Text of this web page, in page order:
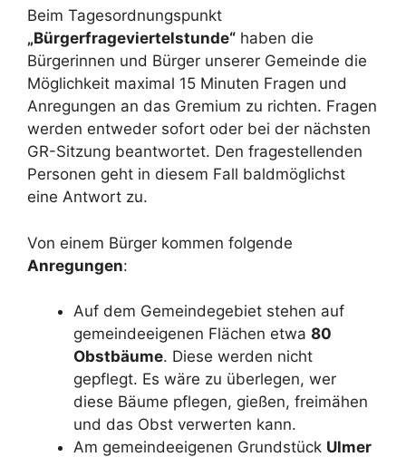
Beim Tagesordnungspunkt
„Bürgerfrageviertelstunde“ haben die
Bürgerinnen und Bürger unserer Gemeinde die
Möglichkeit maximal 15 Minuten Fragen und
Anregungen an das Gremium zu richten. Fragen
werden entweder sofort oder bei der nächsten
GR-Sitzung beantwortet. Den fragestellenden
Personen geht in diesem Fall baldmöglichst
eine Antwort zu.
Von einem Bürger kommen folgende
Anregungen:
Auf dem Gemeindegebiet stehen auf
gemeindeeigenen Flächen etwa 80
Obstbäume. Diese werden nicht
gepflegt. Es wäre zu überlegen, wer
diese Bäume pflegen, gießen, freimähen
und das Obst verwerten kann.
Am gemeindeeigenen Grundstück Ulmer